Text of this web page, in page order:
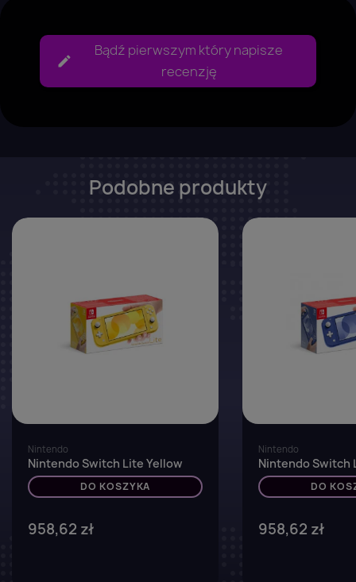
Bądź pierwszym który napisze
recenzję
Podobne produkty
Nintendo
Nintendo Switch Lite Yellow
DO KOSZYKA
958,62 zł
Nintendo
Nintendo Switch
DO
958,62 zł